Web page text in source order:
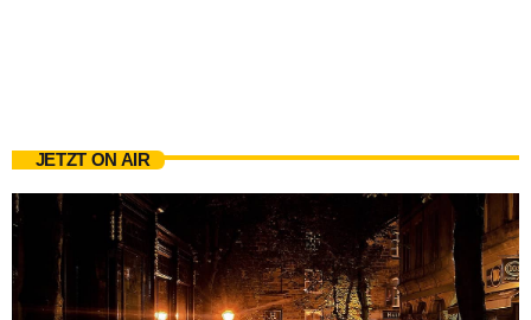
JETZT ON AIR